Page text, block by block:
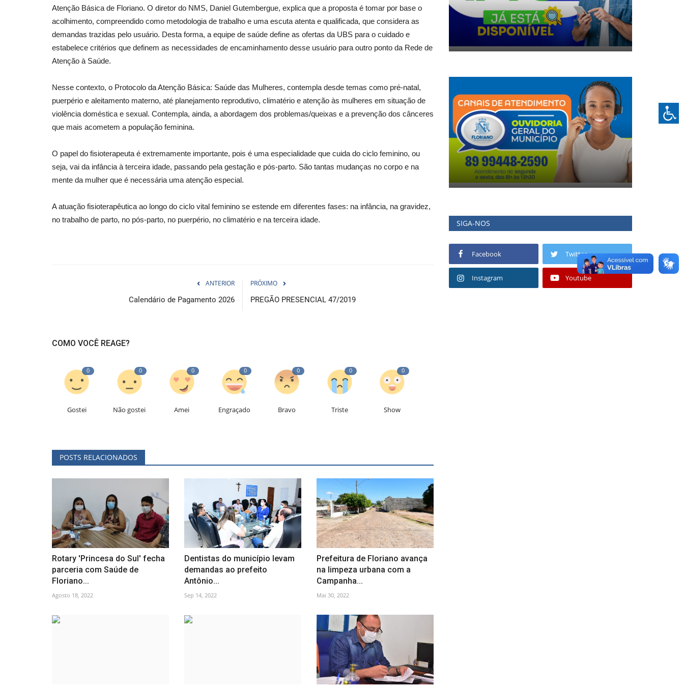
Atenção Básica de Floriano. O diretor do NMS, Daniel Gutembergue, explica que a proposta é tomar por base o
acolhimento, compreendido como metodologia de trabalho e uma escuta atenta e qualificada, que considera as
demandas trazidas pelo usuário. Desta forma, a equipe de saúde define as ofertas da UBS para o cuidado e
estabelece critérios que definem as necessidades de encaminhamento desse usuário para outro ponto da Rede de
Atenção à Saúde.
Nesse contexto, o Protocolo da Atenção Básica: Saúde das Mulheres, contempla desde temas como pré-natal,
puerpério e aleitamento materno, até planejamento reprodutivo, climatério e atenção às mulheres em situação de
violência doméstica e sexual. Contempla, ainda, a abordagem dos problemas/queixas e a prevenção dos cânceres
que mais acometem a população feminina.
O papel do fisioterapeuta é extremamente importante, pois é uma especialidade que cuida do ciclo feminino, ou
seja, vai da infância à terceira idade, passando pela gestação e pós-parto. São tantas mudanças no corpo e na
mente da mulher que é necessária uma atenção especial.
A atuação fisioterapêutica ao longo do ciclo vital feminino se estende em diferentes fases: na infância, na gravidez,
no trabalho de parto, no pós-parto, no puerpério, no climatério e na terceira idade.
ANTERIOR
Calendário de Pagamento 2026
PRÓXIMO
PREGÃO PRESENCIAL 47/2019
COMO VOCÊ REAGE?
0
Gostei
0
Não gostei
0
Amei
0
Engraçado
0
Bravo
0
Triste
0
Show
POSTS RELACIONADOS
Rotary 'Princesa do Sul' fecha
parceria com Saúde de
Floriano...
Agosto 18, 2022
Dentistas do município levam
demandas ao prefeito
Antônio...
Sep 14, 2022
Prefeitura de Floriano avança
na limpeza urbana com a
Campanha...
Mai 30, 2022
SIGA-NOS
Facebook Twitter
Instagram Youtube